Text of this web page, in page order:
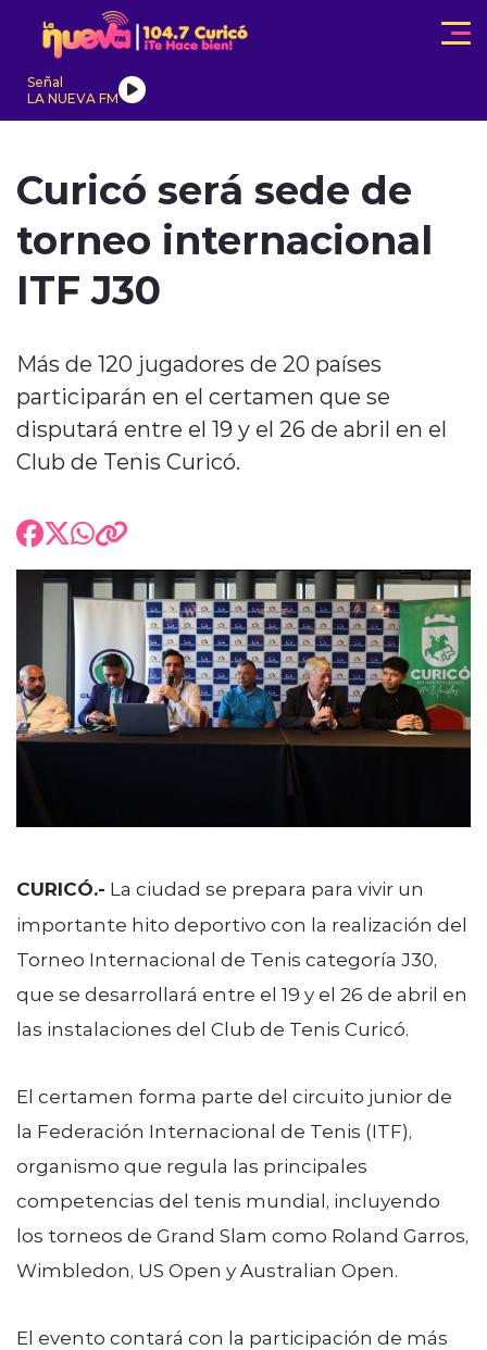
Click acá para ir directamente al contenido
Señal
LA NUEVA FM
ACTUALIDAD
Curicó será sede de
torneo internacional
ITF J30
Más de 120 jugadores de 20 países
participarán en el certamen que se
disputará entre el 19 y el 26 de abril en el
Club de Tenis Curicó.
CURICÓ.- La ciudad se prepara para vivir un
importante hito deportivo con la realización del
Torneo Internacional de Tenis categoría J30,
que se desarrollará entre el 19 y el 26 de abril en
las instalaciones del Club de Tenis Curicó.
El certamen forma parte del circuito junior de
la Federación Internacional de Tenis (ITF),
organismo que regula las principales
competencias del tenis mundial, incluyendo
los torneos de Grand Slam como Roland Garros,
Wimbledon, US Open y Australian Open.
El evento contará con la participación de más